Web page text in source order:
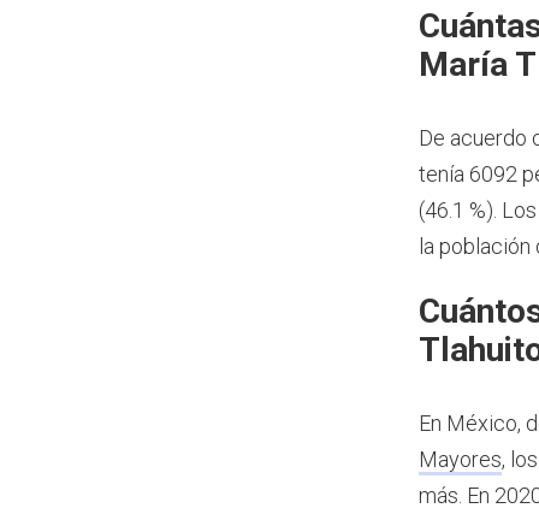
María
De acuerdo
tenía 6092
(46.1 %).
la
En México,
Mayores,
más. En